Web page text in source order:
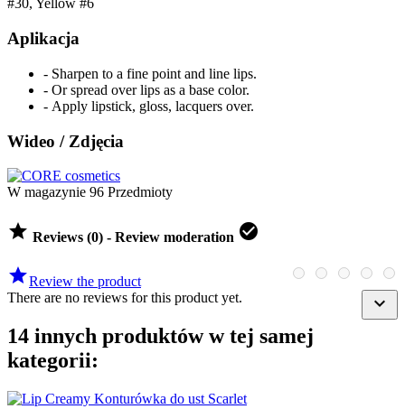
#30, Yellow #6
Aplikacja
- Sharpen to a fine point and line lips.
- Or spread over lips as a base color.
- Apply lipstick, gloss, lacquers over.
Wideo / Zdjęcia
W magazynie 96 Przedmioty
 Reviews (0) - Review moderation 
Review the product

There are no reviews for this product yet.
14 innych produktów w tej samej
kategorii: